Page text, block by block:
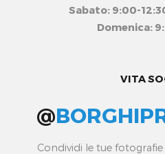
Sabato: 9:00-
Domenica:
VITA
@
Condividi le tue